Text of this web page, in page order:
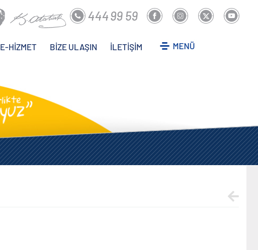
E-HİZMET BİZE ULAŞIN İLETİŞİM